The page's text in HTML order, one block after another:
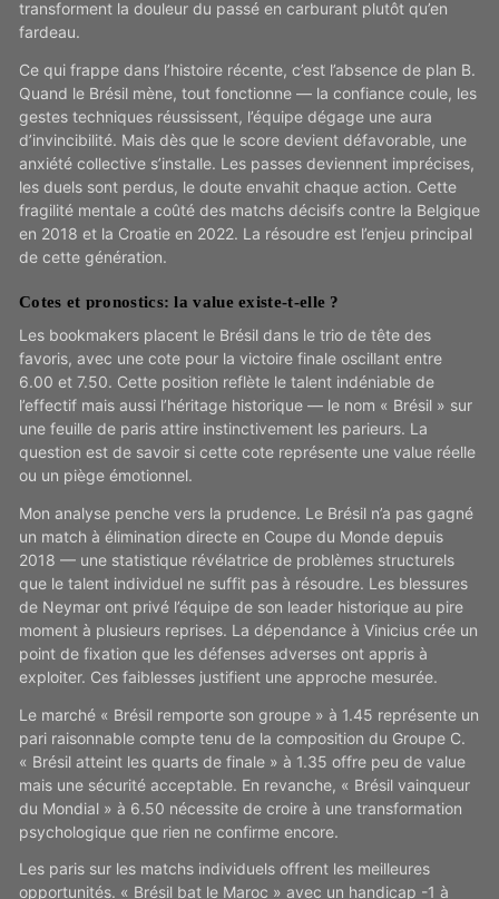
transforment la douleur du passé en carburant plutôt qu’en
fardeau.
Ce qui frappe dans l’histoire récente, c’est l’absence de plan B.
Quand le Brésil mène, tout fonctionne — la confiance coule, les
gestes techniques réussissent, l’équipe dégage une aura
d’invincibilité. Mais dès que le score devient défavorable, une
anxiété collective s’installe. Les passes deviennent imprécises,
les duels sont perdus, le doute envahit chaque action. Cette
fragilité mentale a coûté des matchs décisifs contre la Belgique
en 2018 et la Croatie en 2022. La résoudre est l’enjeu principal
de cette génération.
Cotes et pronostics: la value existe-t-elle ?
Les bookmakers placent le Brésil dans le trio de tête des
favoris, avec une cote pour la victoire finale oscillant entre
6.00 et 7.50. Cette position reflète le talent indéniable de
l’effectif mais aussi l’héritage historique — le nom « Brésil » sur
une feuille de paris attire instinctivement les parieurs. La
question est de savoir si cette cote représente une value réelle
ou un piège émotionnel.
Mon analyse penche vers la prudence. Le Brésil n’a pas gagné
un match à élimination directe en Coupe du Monde depuis
2018 — une statistique révélatrice de problèmes structurels
que le talent individuel ne suffit pas à résoudre. Les blessures
de Neymar ont privé l’équipe de son leader historique au pire
moment à plusieurs reprises. La dépendance à Vinicius crée un
point de fixation que les défenses adverses ont appris à
exploiter. Ces faiblesses justifient une approche mesurée.
Le marché « Brésil remporte son groupe » à 1.45 représente un
pari raisonnable compte tenu de la composition du Groupe C.
« Brésil atteint les quarts de finale » à 1.35 offre peu de value
mais une sécurité acceptable. En revanche, « Brésil vainqueur
du Mondial » à 6.50 nécessite de croire à une transformation
psychologique que rien ne confirme encore.
Les paris sur les matchs individuels offrent les meilleures
opportunités. « Brésil bat le Maroc » avec un handicap -1 à